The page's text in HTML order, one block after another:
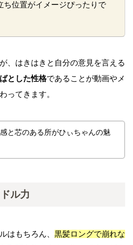
ち位置がイメージぴったりで
、はきはきと自分の意見を言える
とした性格であることが動画やメ
ってきます。
と芯のある所がひぃちゃんの魅
ル力
はもちろん、 黒髪ロングで崩れな